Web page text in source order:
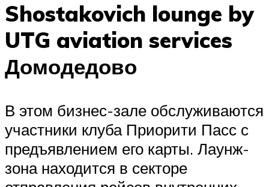
Shostakovich lounge by
UTG aviation services
Домодедово
В этом бизнес-зале обслуживаются
участники клуба Приорити Пасс с
предъявлением его карты. Лаунж-
зона находится в секторе